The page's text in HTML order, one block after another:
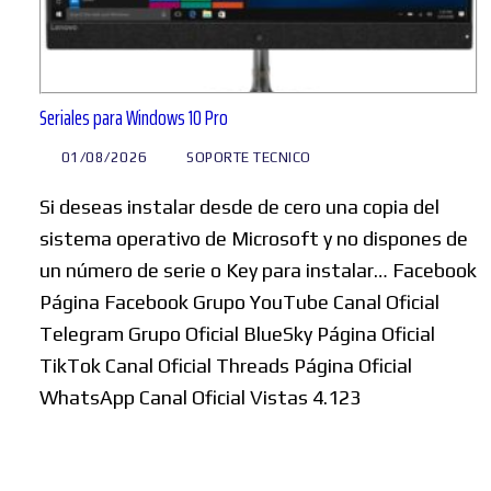
Seriales para Windows 10 Pro
01/08/2026 SOPORTE TECNICO
Si deseas instalar desde de cero una copia del
sistema operativo de Microsoft y no dispones de
un número de serie o Key para instalar… Facebook
Página Facebook Grupo YouTube Canal Oficial
Telegram Grupo Oficial BlueSky Página Oficial
TikTok Canal Oficial Threads Página Oficial
WhatsApp Canal Oficial Vistas 4.123